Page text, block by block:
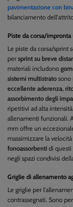
pavimentazione con
bilanciamento
Piste da corsa/
Le piste da corsa/sprint
per sprint su breve
materiali includono
sistemi multistrato sono
eccellente aderenza,
assorbimento degli
ripetitivi ad alta
allenamenti funzionali.
mm offre un
massimizzare la
fonoassorbenti di questi
negli spazi condivisi
Griglie di allenamento
Le griglie per
contrassegnati. Sono per